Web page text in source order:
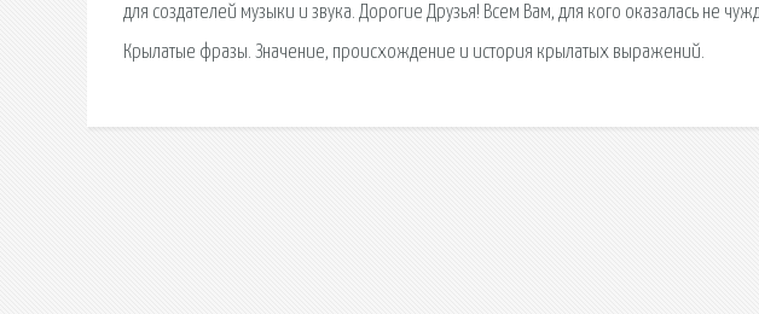
для создателей музыки и звука. Дорогие Друзья! Всем Вам, для кого оказалась не
Крылатые фразы. Значение, происхождение и история крылатых выражений.